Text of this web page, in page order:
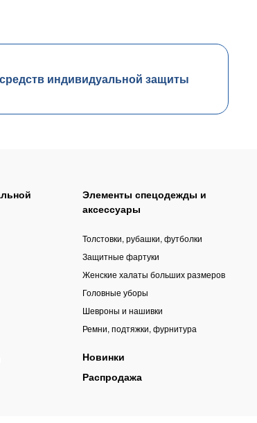
индивидуальной защиты
Элементы спецодежды и
аксессуары
Толстовки, рубашки, футболки
Защитные фартуки
Женские халаты больших размеров
Головные уборы
Шевроны и нашивки
Ремни, подтяжки, фурнитура
Новинки
Распродажа